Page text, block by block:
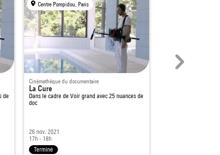
de
Centre Pompidou, Paris
Cinémathèque du documentaire
La Cure
Dans le cadre deVoir grand avec 25 nuances de
doc
26 nov. 2021
17h - 18h
Terminé